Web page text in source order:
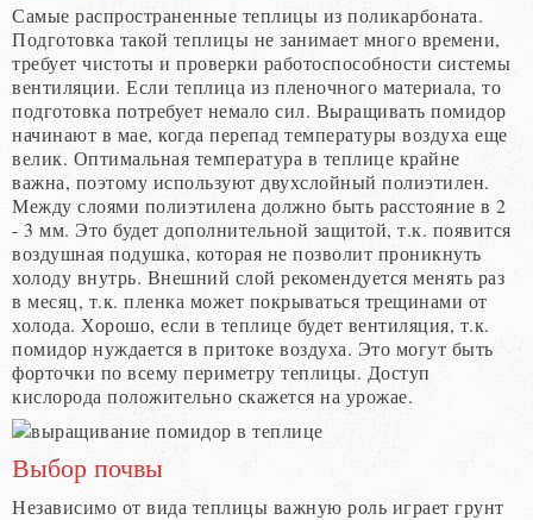
Самые распространенные теплицы из поликарбоната.
Подготовка такой теплицы не занимает много времени,
требует чистоты и проверки работоспособности системы
вентиляции. Если теплица из пленочного материала, то
подготовка потребует немало сил. Выращивать помидор
начинают в мае, когда перепад температуры воздуха еще
велик. Оптимальная температура в теплице крайне
важна, поэтому используют двухслойный полиэтилен.
Между слоями полиэтилена должно быть расстояние в 2
- 3 мм. Это будет дополнительной защитой, т.к. появится
воздушная подушка, которая не позволит проникнуть
холоду внутрь. Внешний слой рекомендуется менять раз
в месяц, т.к. пленка может покрываться трещинами от
холода. Хорошо, если в теплице будет вентиляция, т.к.
помидор нуждается в притоке воздуха. Это могут быть
форточки по всему периметру теплицы. Доступ
кислорода положительно скажется на урожае.
Выбор почвы
Независимо от вида теплицы важную роль играет грунт